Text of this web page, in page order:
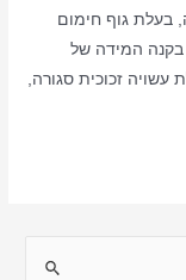
בעלת גוף חימום
בקנה המידה של
עשויה זכוכית סגורה,